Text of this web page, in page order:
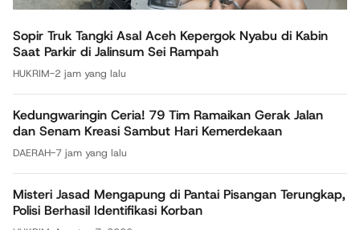
Sopir Truk Tangki Asal Aceh Kepergok Nyabu di Kabin
Saat Parkir di Jalinsum Sei Rampah
HUKRIM-2 jam yang lalu
Kedungwaringin Ceria! 79 Tim Ramaikan Gerak Jalan
dan Senam Kreasi Sambut Hari Kemerdekaan
DAERAH-7 jam yang lalu
Misteri Jasad Mengapung di Pantai Pisangan Terungkap,
Polisi Berhasil Identifikasi Korban